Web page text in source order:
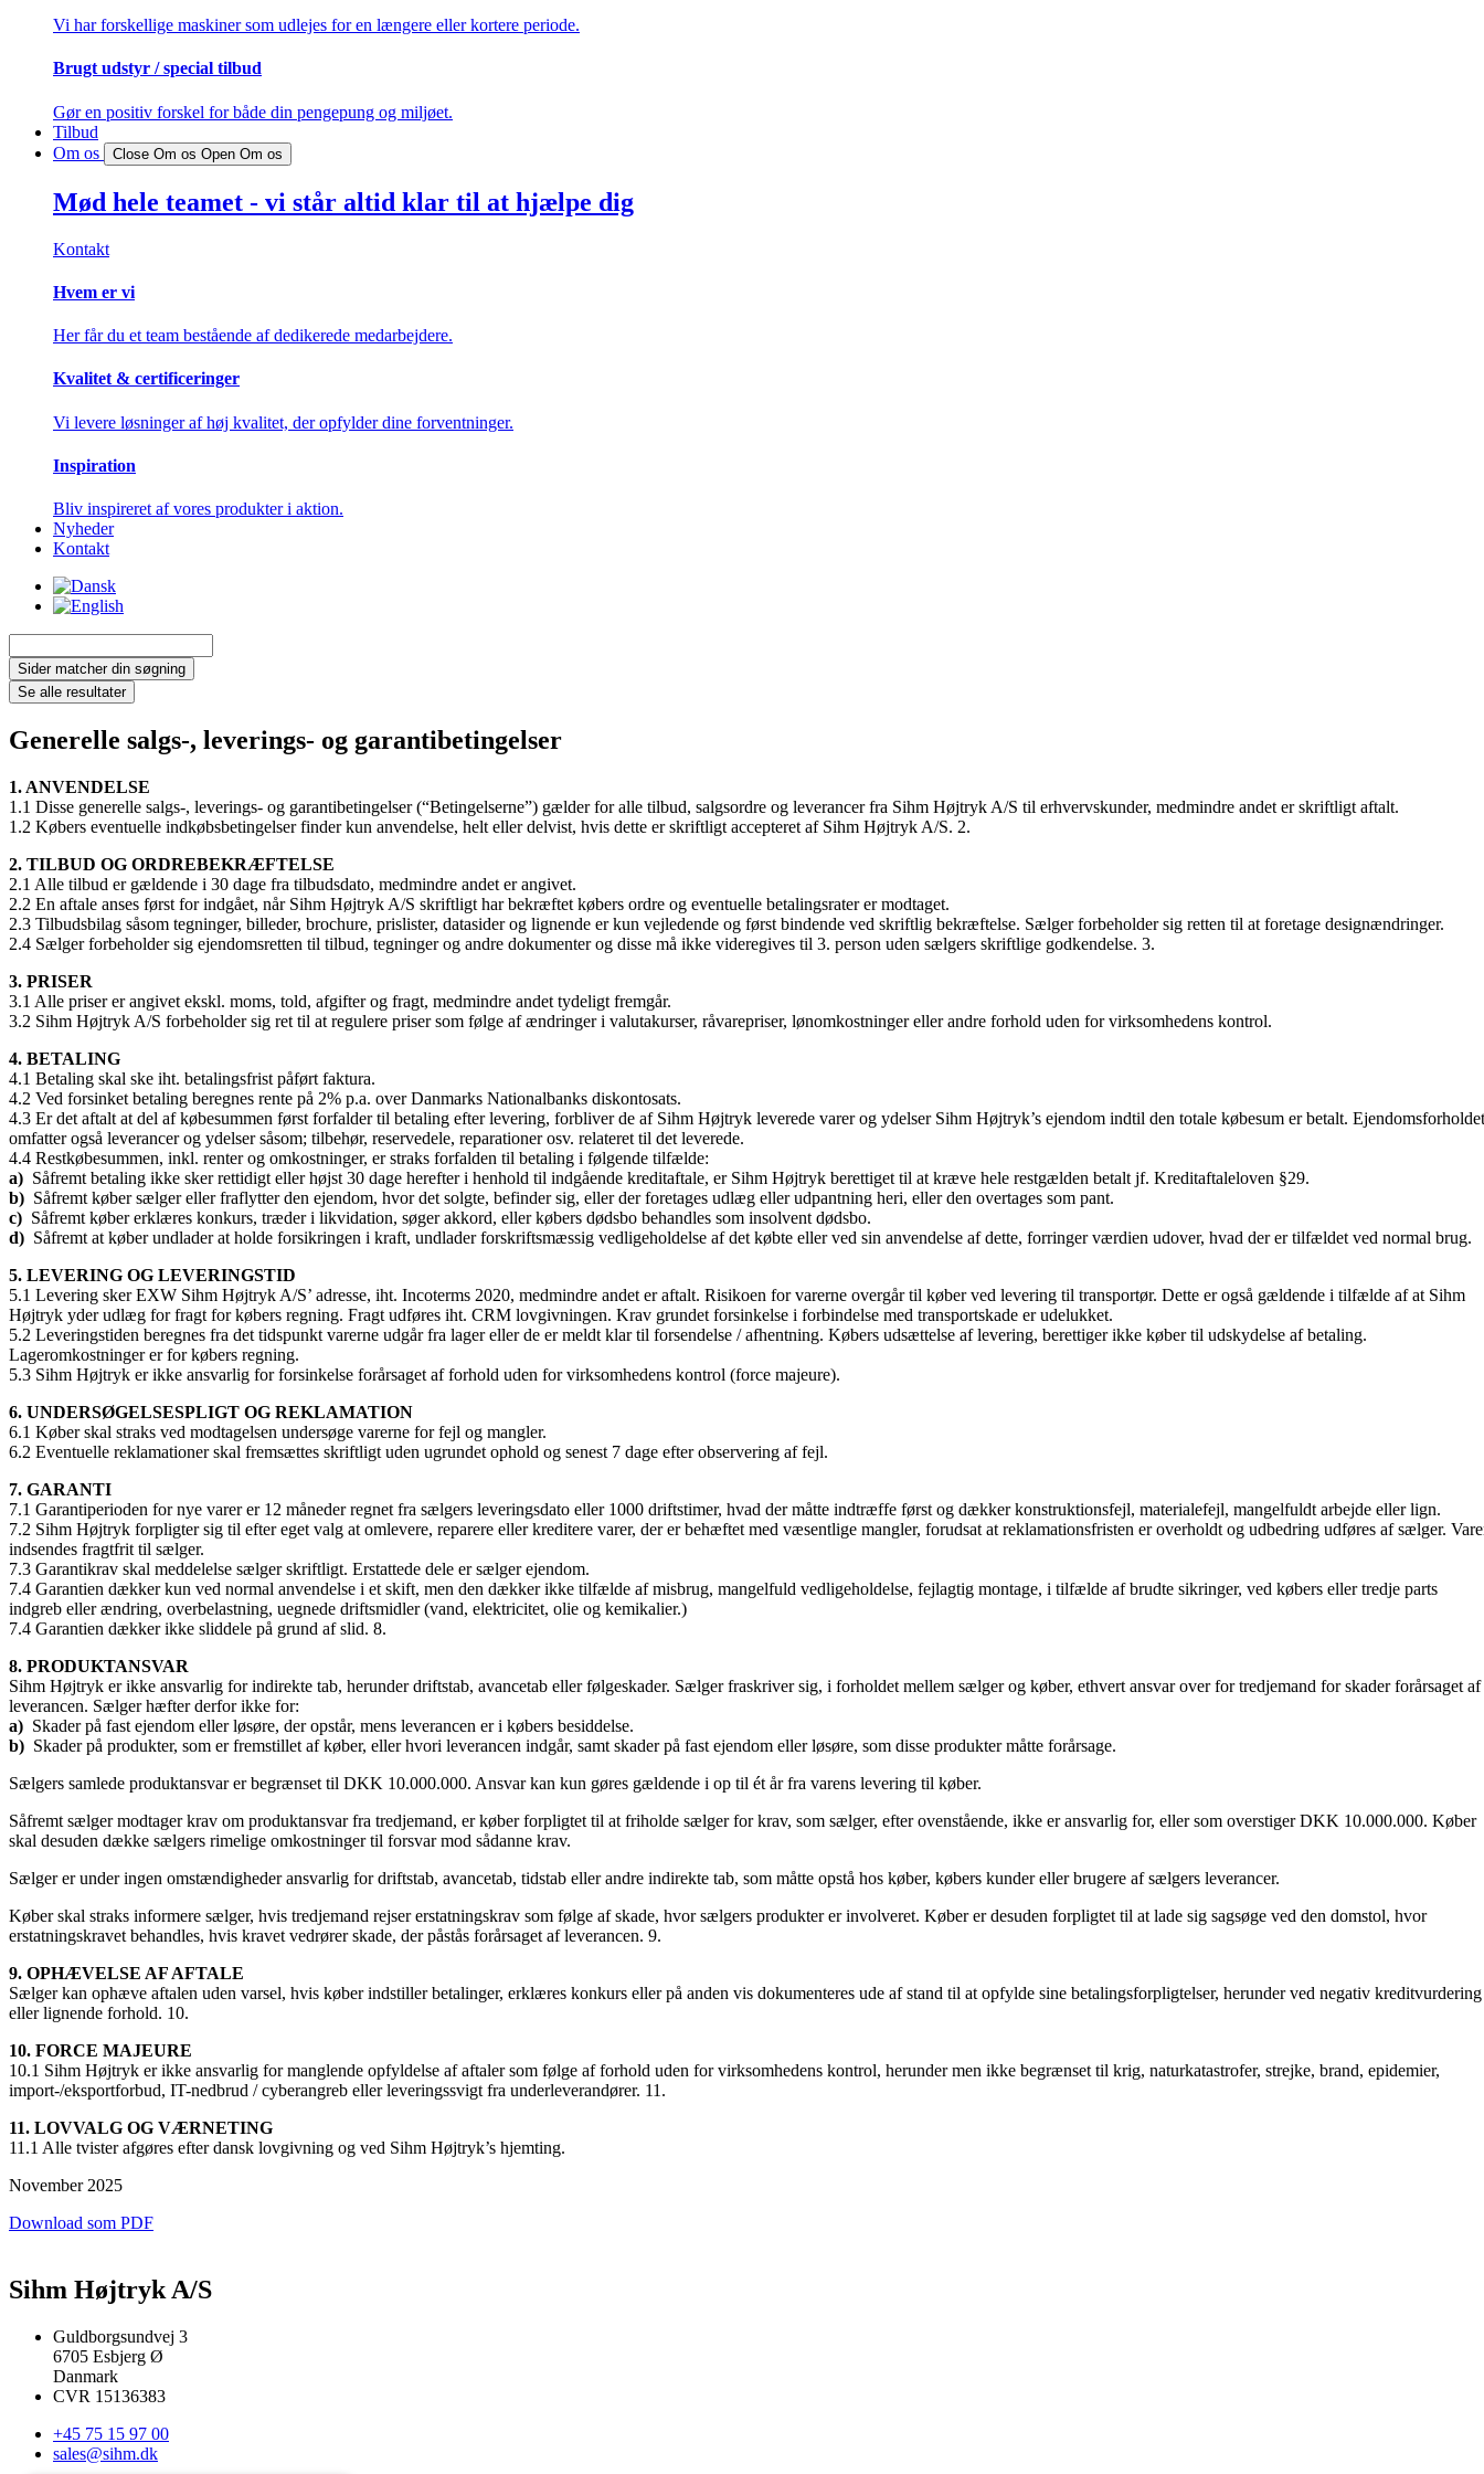
Vi har forskellige maskiner som udlejes for en længere eller kortere periode.
Brugt udstyr / special tilbud
Gør en positiv forskel for både din pengepung og miljøet.
Tilbud
Om os
Close Om os Open Om os
Mød hele teamet - vi står altid klar til at hjælpe dig
Kontakt
Hvem er vi
Her får du et team bestående af dedikerede medarbejdere.
Kvalitet & certificeringer
Vi levere løsninger af høj kvalitet, der opfylder dine forventninger.
Inspiration
Bliv inspireret af vores produkter i aktion.
Nyheder
Kontakt
...Sider matcher din søgning
Se alle resultater
Generelle salgs-, leverings- og garantibetingelser
1. ANVENDELSE
1.1 Disse generelle salgs-, leverings- og garantibetingelser (“Betingelserne”) gælder for alle tilbud, salgsordre og leverancer fra Sihm Højtryk A/S til erhvervskunder, medmindre andet er skriftligt aftalt.
1.2 Købers eventuelle indkøbsbetingelser finder kun anvendelse, helt eller delvist, hvis dette er skriftligt accepteret af Sihm Højtryk A/S. 2.
2. TILBUD OG ORDREBEKRÆFTELSE
2.1 Alle tilbud er gældende i 30 dage fra tilbudsdato, medmindre andet er angivet.
2.2 En aftale anses først for indgået, når Sihm Højtryk A/S skriftligt har bekræftet købers ordre og eventuelle betalingsrater er modtaget.
2.3 Tilbudsbilag såsom tegninger, billeder, brochure, prislister, datasider og lignende er kun vejledende og først bindende ved skriftlig bekræftelse. Sælger forbeholder sig retten til at foretage designændringer.
2.4 Sælger forbeholder sig ejendomsretten til tilbud, tegninger og andre dokumenter og disse må ikke videregives til 3. person uden sælgers skriftlige godkendelse. 3.
3. PRISER
3.1 Alle priser er angivet ekskl. moms, told, afgifter og fragt, medmindre andet tydeligt fremgår.
3.2 Sihm Højtryk A/S forbeholder sig ret til at regulere priser som følge af ændringer i valutakurser, råvarepriser, lønomkostninger eller andre forhold uden for virksomhedens kontrol.
4. BETALING
4.1 Betaling skal ske iht. betalingsfrist påført faktura.
4.2 Ved forsinket betaling beregnes rente på 2% p.a. over Danmarks Nationalbanks diskontosats.
4.3 Er det aftalt at del af købesummen først forfalder til betaling efter levering, forbliver de af Sihm Højtryk leverede varer og ydelser Sihm Højtryk’s ejendom indtil den totale købesum er betalt. Ejendomsforholdet
omfatter også leverancer og ydelser såsom; tilbehør, reservedele, reparationer osv. relateret til det leverede.
4.4 Restkøbesummen, inkl. renter og omkostninger, er straks forfalden til betaling i følgende tilfælde:
a) Såfremt betaling ikke sker rettidigt eller højst 30 dage herefter i henhold til indgående kreditaftale, er Sihm Højtryk berettiget til at kræve hele restgælden betalt jf. Kreditaftaleloven §29.
b) Såfremt køber sælger eller fraflytter den ejendom, hvor det solgte, befinder sig, eller der foretages udlæg eller udpantning heri, eller den overtages som pant.
c) Såfremt køber erklæres konkurs, træder i likvidation, søger akkord, eller købers dødsbo behandles som insolvent dødsbo.
d) Såfremt at køber undlader at holde forsikringen i kraft, undlader forskriftsmæssig vedligeholdelse af det købte eller ved sin anvendelse af dette, forringer værdien udover, hvad der er tilfældet ved normal brug.
5. LEVERING OG LEVERINGSTID
5.1 Levering sker EXW Sihm Højtryk A/S’ adresse, iht. Incoterms 2020, medmindre andet er aftalt. Risikoen for varerne overgår til køber ved levering til transportør. Dette er også gældende i tilfælde af at Sihm
Højtryk yder udlæg for fragt for købers regning. Fragt udføres iht. CRM lovgivningen. Krav grundet forsinkelse i forbindelse med transportskade er udelukket.
5.2 Leveringstiden beregnes fra det tidspunkt varerne udgår fra lager eller de er meldt klar til forsendelse / afhentning. Købers udsættelse af levering, berettiger ikke køber til udskydelse af betaling.
Lageromkostninger er for købers regning.
5.3 Sihm Højtryk er ikke ansvarlig for forsinkelse forårsaget af forhold uden for virksomhedens kontrol (force majeure).
6. UNDERSØGELSESPLIGT OG REKLAMATION
6.1 Køber skal straks ved modtagelsen undersøge varerne for fejl og mangler.
6.2 Eventuelle reklamationer skal fremsættes skriftligt uden ugrundet ophold og senest 7 dage efter observering af fejl.
7. GARANTI
7.1 Garantiperioden for nye varer er 12 måneder regnet fra sælgers leveringsdato eller 1000 driftstimer, hvad der måtte indtræffe først og dækker konstruktionsfejl, materialefejl, mangelfuldt arbejde eller lign.
7.2 Sihm Højtryk forpligter sig til efter eget valg at omlevere, reparere eller kreditere varer, der er behæftet med væsentlige mangler, forudsat at reklamationsfristen er overholdt og udbedring udføres af sælger.
indsendes fragtfrit til sælger.
7.3 Garantikrav skal meddelelse sælger skriftligt. Erstattede dele er sælger ejendom.
7.4 Garantien dækker kun ved normal anvendelse i et skift, men den dækker ikke tilfælde af misbrug, mangelfuld vedligeholdelse, fejlagtig montage, i tilfælde af brudte sikringer, ved købers eller tredje parts
indgreb eller ændring, overbelastning, uegnede driftsmidler (vand, elektricitet, olie og kemikalier.)
7.4 Garantien dækker ikke sliddele på grund af slid. 8.
8. PRODUKTANSVAR
Sihm Højtryk er ikke ansvarlig for indirekte tab, herunder driftstab, avancetab eller følgeskader. Sælger fraskriver sig, i forholdet mellem sælger og køber, ethvert ansvar over for tredjemand for skader forårsaget af
leverancen. Sælger hæfter derfor ikke for:
a) Skader på fast ejendom eller løsøre, der opstår, mens leverancen er i købers besiddelse.
b) Skader på produkter, som er fremstillet af køber, eller hvori leverancen indgår, samt skader på fast ejendom eller løsøre, som disse produkter måtte forårsage.
Sælgers samlede produktansvar er begrænset til DKK 10.000.000. Ansvar kan kun gøres gældende i op til ét år fra varens levering til køber.
Såfremt sælger modtager krav om produktansvar fra tredjemand, er køber forpligtet til at friholde sælger for krav, som sælger, efter ovenstående, ikke er ansvarlig for, eller som overstiger DKK 10.000.000. Køber
skal desuden dække sælgers rimelige omkostninger til forsvar mod sådanne krav.
Sælger er under ingen omstændigheder ansvarlig for driftstab, avancetab, tidstab eller andre indirekte tab, som måtte opstå hos køber, købers kunder eller brugere af sælgers leverancer.
Køber skal straks informere sælger, hvis tredjemand rejser erstatningskrav som følge af skade, hvor sælgers produkter er involveret. Køber er desuden forpligtet til at lade sig sagsøge ved den domstol, hvor
erstatningskravet behandles, hvis kravet vedrører skade, der påstås forårsaget af leverancen. 9.
9. OPHÆVELSE AF AFTALE
Sælger kan ophæve aftalen uden varsel, hvis køber indstiller betalinger, erklæres konkurs eller på anden vis dokumenteres ude af stand til at opfylde sine betalingsforpligtelser, herunder ved negativ kreditvurdering
eller lignende forhold. 10.
10. FORCE MAJEURE
10.1 Sihm Højtryk er ikke ansvarlig for manglende opfyldelse af aftaler som følge af forhold uden for virksomhedens kontrol, herunder men ikke begrænset til krig, naturkatastrofer, strejke, brand, epidemier,
import-/eksportforbud, IT-nedbrud / cyberangreb eller leveringssvigt fra underleverandører. 11.
11. LOVVALG OG VÆRNETING
11.1 Alle tvister afgøres efter dansk lovgivning og ved Sihm Højtryk’s hjemting.
November 2025
Download som PDF
Sihm Højtryk A/S
Guldborgsundvej 3
6705 Esbjerg Ø
Danmark
CVR 15136383
+45 75 15 97 00
sales@sihm.dk